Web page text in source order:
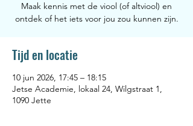
Maak kennis met de viool (of altviool) en
ontdek of het iets voor jou zou kunnen zijn.
Tijd en locatie
10 jun 2026, 17:45 – 18:15
Jetse Academie, lokaal 24, Wilgstraat 1,
1090 Jette